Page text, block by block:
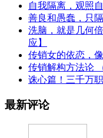
自我隔离，观照
善良和愚蠢，只
洗脑，就是几何
应】
传销女的依恋，
传销解构方法论
诛心篇！三千万
最新评论